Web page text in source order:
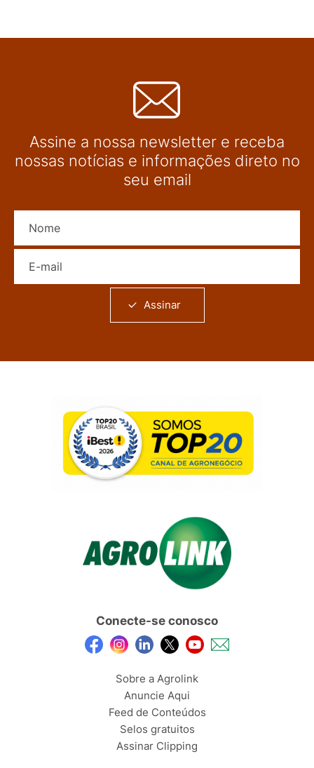
Assine a nossa newsletter e receba
nossas notícias e informações direto no
seu email
Assinar
Conecte-se conosco
Sobre a Agrolink
Anuncie Aqui
Feed de Conteúdos
Selos gratuitos
Assinar Clipping